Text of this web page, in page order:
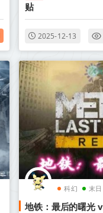
贴
2025-12-13
科幻 末日
地铁：最后的曙光